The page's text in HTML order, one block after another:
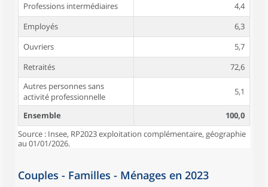
Professions intermédiaires
4,4
Employés
6,3
Ouvriers
5,7
Retraités
72,6
Autres personnes sans
activité professionnelle
5,1
Ensemble
100,0
Source : Insee, RP2023 exploitation complémentaire, géographie
au 01/01/2026.
Couples - Familles - Ménages en 2023